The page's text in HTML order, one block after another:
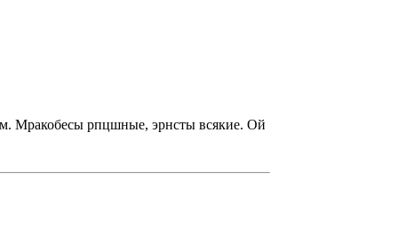
Мракобесы рпцшные, эрнсты всякие. Ой